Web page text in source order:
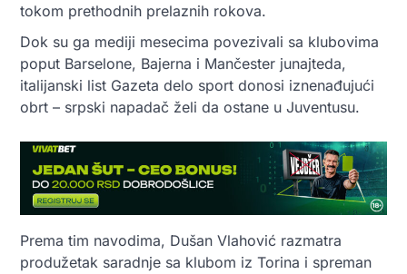
tokom prethodnih prelaznih rokova.
Dok su ga mediji mesecima povezivali sa klubovima
poput Barselone, Bajerna i Mančester junajteda,
italijanski list Gazeta delo sport donosi iznenađujući
obrt – srpski napadač želi da ostane u Juventusu.
Prema tim navodima, Dušan Vlahović razmatra
produžetak saradnje sa klubom iz Torina i spreman